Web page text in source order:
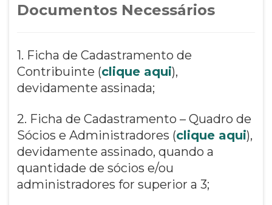
Documentos Necessários
1. Ficha de Cadastramento de
Contribuinte (clique aqui),
devidamente assinada;
2. Ficha de Cadastramento – Quadro de
Sócios e Administradores (clique aqui),
devidamente assinado, quando a
quantidade de sócios e/ou
administradores for superior a 3;